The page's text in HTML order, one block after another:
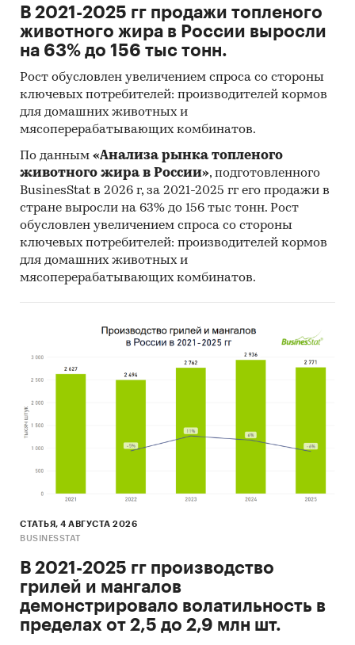
Базы данных Росстат
Открытые источники (сайты, порталы)
Сайты компаний
Архивы СМИ
Региональные и федеральные СМИ
Специализированные аналитические
порталы
Методы:
Online опрос 250 потребителей услуг[1].
Результаты проведенного опроса
представлены в наглядных диаграммах и
информативных таблицах.
Кабинетное исследование. Поиск и анализ
информации из различных источников,
проведение расчетов.
поправкой на мнение экспертов.
[1]Потребителем услуги считается тот, кто
использовал услугу хотя бы 1 раз в течение
последнего года. Если потребителем услуги
является несовершеннолетнее лицо,
опрашивается совершеннолетний, который
совершает выбор данной услуги для
В 2021-2025 гг продажи топленого
животного жира в России выросли
на 63% до 156 тыс тонн.
Рост обусловлен увеличением спроса со стороны
ключевых потребителей: производителей кормов
для домашних животных и
мясоперерабатывающих комбинатов.
По данным «Анализа рынка топленого
животного жира в России», подготовленного
BusinesStat в 2026 г, за 2021-2025 гг его продажи в
стране выросли на 63% до 156 тыс тонн. Рост
обусловлен увеличением спроса со стороны
ключевых потребителей: производителей кормов
для домашних животных и
мясоперерабатывающих комбинатов.
СТАТЬЯ, 4 АВГУСТА 2026
BUSINESSTAT
В 2021-2025 гг производство
грилей и мангалов
демонстрировало волатильность в
пределах от 2,5 до 2,9 млн шт.